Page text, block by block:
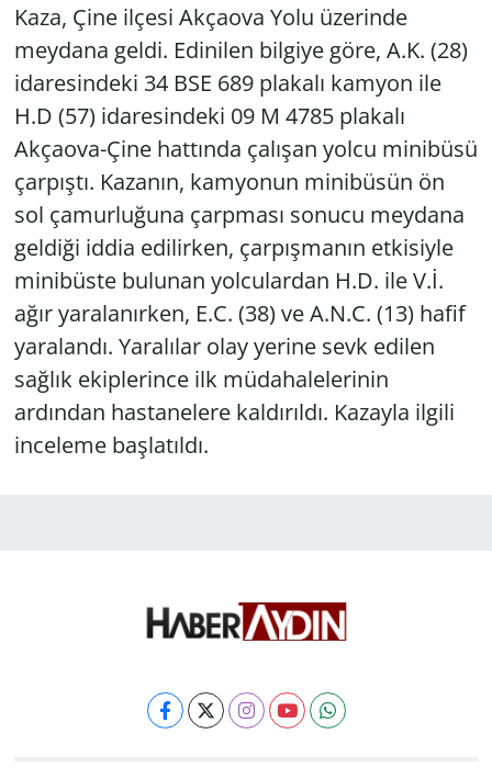
Kaza, Çine ilçesi Akçaova Yolu üzerinde
meydana geldi. Edinilen bilgiye göre, A.K. (28)
idaresindeki 34 BSE 689 plakalı kamyon ile
H.D (57) idaresindeki 09 M 4785 plakalı
Akçaova-Çine hattında çalışan yolcu minibüsü
çarpıştı. Kazanın, kamyonun minibüsün ön
sol çamurluğuna çarpması sonucu meydana
geldiği iddia edilirken, çarpışmanın etkisiyle
minibüste bulunan yolculardan H.D. ile V.İ.
ağır yaralanırken, E.C. (38) ve A.N.C. (13) hafif
yaralandı. Yaralılar olay yerine sevk edilen
sağlık ekiplerince ilk müdahalelerinin
ardından hastanelere kaldırıldı. Kazayla ilgili
inceleme başlatıldı.